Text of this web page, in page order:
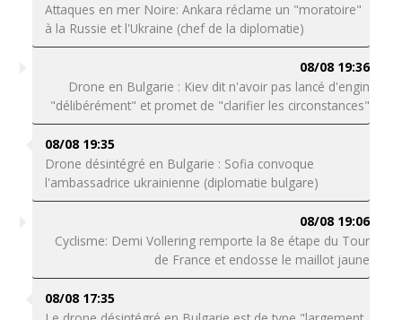
Attaques en mer Noire: Ankara réclame un "moratoire"
à la Russie et l'Ukraine (chef de la diplomatie)
08/08 19:36
Drone en Bulgarie : Kiev dit n'avoir pas lancé d'engin
"délibérément" et promet de "clarifier les circonstances"
08/08 19:35
Drone désintégré en Bulgarie : Sofia convoque
l'ambassadrice ukrainienne (diplomatie bulgare)
08/08 19:06
Cyclisme: Demi Vollering remporte la 8e étape du Tour
de France et endosse le maillot jaune
08/08 17:35